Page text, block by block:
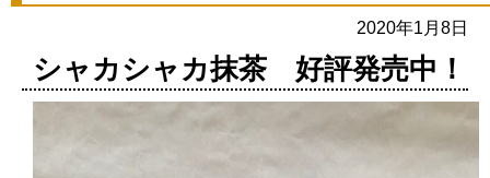
2020年1月8日
シャカシャカ抹茶 好評発売中！